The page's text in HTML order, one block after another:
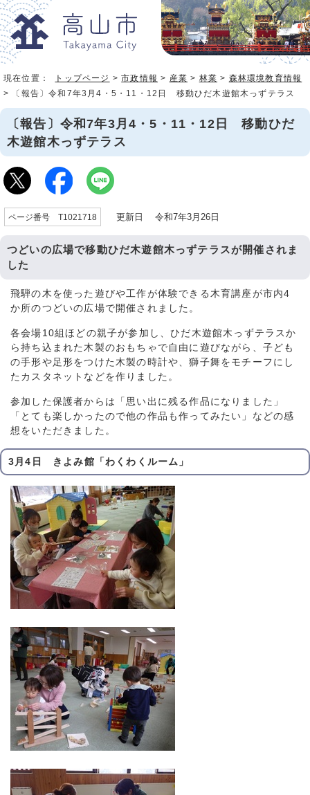
現在位置： トップページ >市政情報 > 産業 > 林業 > 森林環境教育情報
> 〔報告〕令和7年3月4・5・11・12日 移動ひだ木遊館木っずテラス
〔報告〕令和7年3月4・5・11・12日 移動ひだ
木遊館木っずテラス
ページ番号 T1021718 更新日 令和7年3月26日
つどいの広場で移動ひだ木遊館木っずテラスが開催されま
した
飛騨の木を使った遊びや工作が体験できる木育講座が市内4
か所のつどいの広場で開催されました。
各会場10組ほどの親子が参加し、ひだ木遊館木っずテラスか
ら持ち込まれた木製のおもちゃで自由に遊びながら、子ども
の手形や足形をつけた木製の時計や、獅子舞をモチーフにし
たカスタネットなどを作りました。
参加した保護者からは「思い出に残る作品になりました」
「とても楽しかったので他の作品も作ってみたい」などの感
想をいただきました。
3月4日 きよみ館「わくわくルーム」